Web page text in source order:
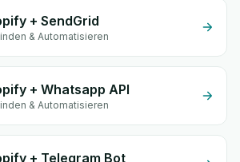
+ SendGrid
& Automatisieren
+ Whatsapp API
& Automatisieren
+ Telegram Bot